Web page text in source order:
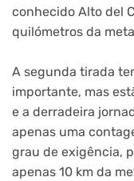
conhecido Alto del
quilómetros da
A segunda tirada
importante, mas
e a derradeira
apenas uma
grau de exigência,
apenas 10 km da